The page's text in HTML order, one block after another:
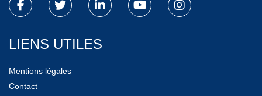
LIENS UTILES
Mentions légales
Contact